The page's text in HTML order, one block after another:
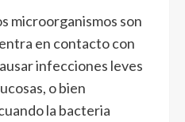
microorganismos son
en contacto con
infecciones leves
o bien
la bacteria